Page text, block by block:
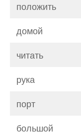
положить
домой
читать
рука
порт
большой